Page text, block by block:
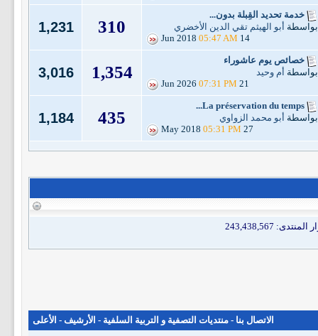
خدمة تحديد القِبلة بدون...
بواسطة أبو الهيثم تقي الدين الأخضري
14 Jun 2018
05:47 AM
310
1,231
خصائص يوم عاشوراء
بواسطة أم وحيد
21 Jun 2026
07:31 PM
1,354
3,016
La préservation du temps...
بواسطة أبو محمد الزواوي
27 May 2018
05:31 PM
435
1,184
الاتصال بنا - منتديات التصفية و التربية السلفية - الأرشيف - الأعلى